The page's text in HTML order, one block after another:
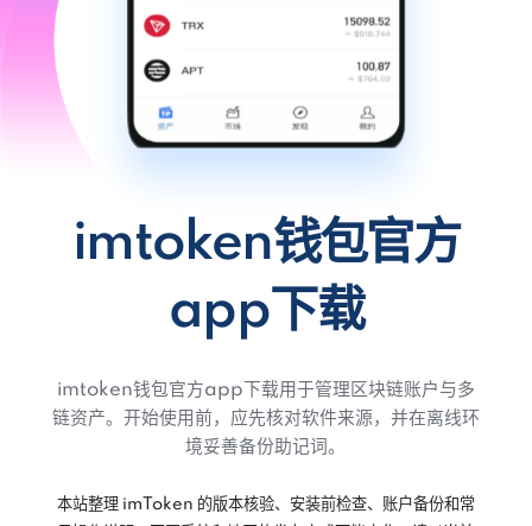
imtoken钱包官方
app下载
imtoken钱包官方app下载用于管理区块链账户与多
链资产。开始使用前，应先核对软件来源，并在离线环
境妥善备份助记词。
本站整理 imToken 的版本核验、安装前检查、账户备份和常